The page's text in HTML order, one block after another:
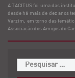
A TACITUS foi uma das
desde há mais de dez anos
Varzim, em torno das
Associação dos Amigos do